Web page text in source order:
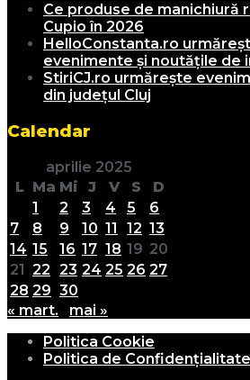
Ce produse de manichiură
Cupio în 2026
HelloConstanta.ro
evenimente și noutățile de
StiriCJ.ro urmărește
din județul Cluj
Calendar
aprilie 2025
L Ma Mi J V S
D
1
2 3 4 5
6
7
8 9 10 11 12 13
14 15 16 17 18 19 20
21 22 23 24 25 26 27
28 29 30
« mart.
mai »
Politica Cookie
Politica de Confidențialitate